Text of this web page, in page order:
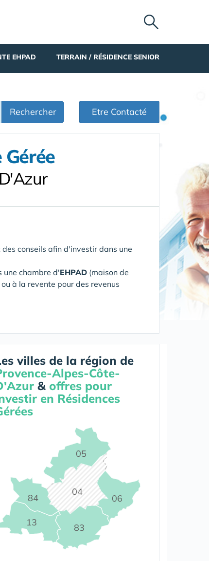
EHPAD TERRAIN / RÉSIDENCE SENIOR
Rechercher Etre Contacté
conseils afin d'investir dans une
une chambre d'EHPAD (maison de
à la revente pour des revenus
villes de la région de
Alpes-Côte-
& offres pour
en Résidences
04
05
06
13 83
84